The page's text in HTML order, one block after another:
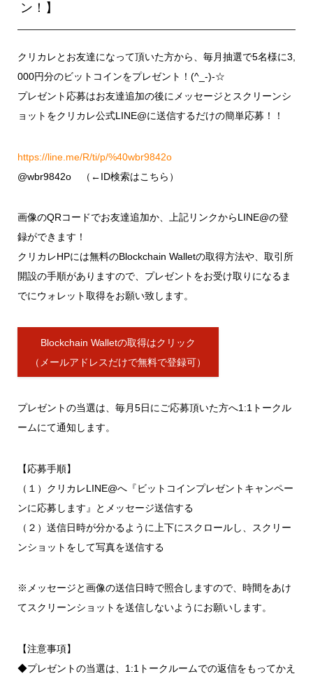
ン！】
クリカレとお友達になって頂いた方から、毎月抽選で5名様に3,
000円分のビットコインをプレゼント！(^_-)-☆
プレゼント応募はお友達追加の後にメッセージとスクリーンシ
ョットをクリカレ公式LINE@に送信するだけの簡単応募！！
https://line.me/R/ti/p/%40wbr9842o
@wbr9842o （←ID検索はこちら）
画像のQRコードでお友達追加か、上記リンクからLINE@の登
録ができます！
クリカレHPには無料のBlockchain Walletの取得方法や、取引所
開設の手順がありますので、プレゼントをお受け取りになるま
でにウォレット取得をお願い致します。
Blockchain Walletの取得はクリック
（メールアドレスだけで無料で登録可）
プレゼントの当選は、毎月5日にご応募頂いた方へ1:1トークル
ームにて通知します。
【応募手順】
（１）クリカレLINE@へ『ビットコインプレゼントキャンペー
ンに応募します』とメッセージ送信する
（２）送信日時が分かるように上下にスクロールし、スクリー
ンショットをして写真を送信する
※メッセージと画像の送信日時で照合しますので、時間をあけ
てスクリーンショットを送信しないようにお願いします。
【注意事項】
◆プレゼントの当選は、1:1トークルームでの返信をもってかえ